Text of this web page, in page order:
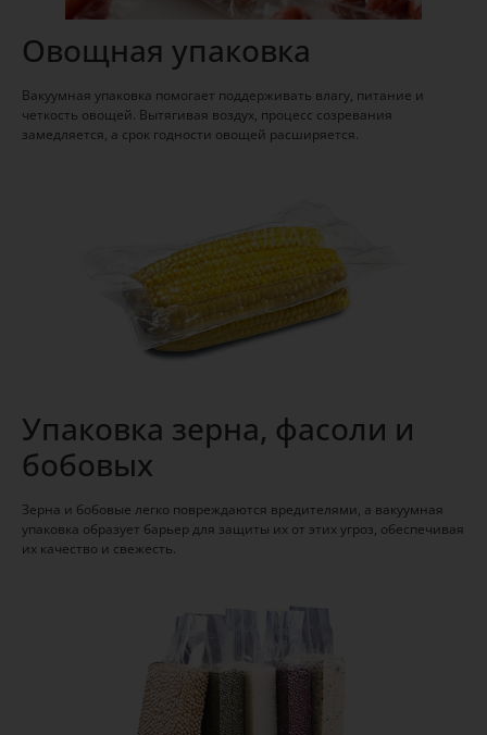
Овощная упаковка
Вакуумная упаковка помогает поддерживать влагу, питание и
четкость овощей. Вытягивая воздух, процесс созревания
замедляется, а срок годности овощей расширяется.
Упаковка зерна, фасоли и
бобовых
Зерна и бобовые легко повреждаются вредителями, а вакуумная
упаковка образует барьер для защиты их от этих угроз, обеспечивая
их качество и свежесть.